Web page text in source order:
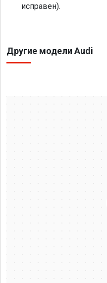
исправен).
Другие модели Audi